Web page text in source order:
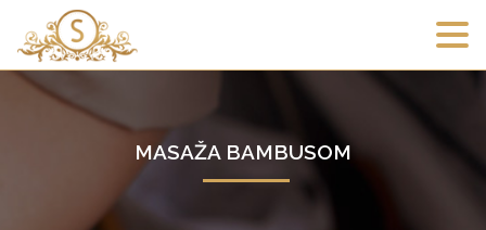
MASAŽA BAMBUSOM